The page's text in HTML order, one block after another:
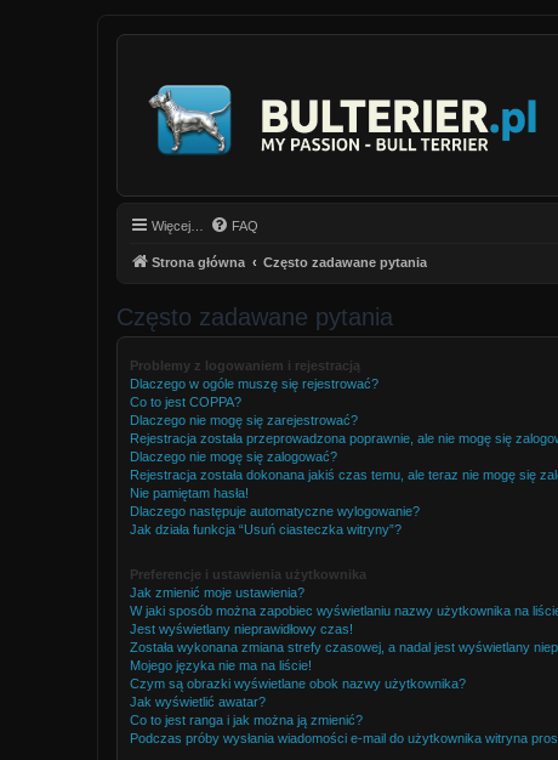
Więcej… FAQ
Strona główna Często zadawane pytania
Często zadawane pytania
Problemy z logowaniem i rejestracją
Dlaczego w ogóle muszę się rejestrować?
Co to jest COPPA?
Dlaczego nie mogę się zarejestrować?
Rejestracja została przeprowadzona poprawnie, ale nie mogę się
Dlaczego nie mogę się zalogować?
Rejestracja została dokonana jakiś czas temu, ale teraz nie mogę się
Nie pamiętam hasła!
Dlaczego następuje automatyczne wylogowanie?
Jak działa funkcja “Usuń ciasteczka witryny”?
Preferencje i ustawienia użytkownika
Jak zmienić moje ustawienia?
W jaki sposób można zapobiec wyświetlaniu nazwy użytkownika na
Jest wyświetlany nieprawidłowy czas!
Została wykonana zmiana strefy czasowej, a nadal jest wyświetlany
Mojego języka nie ma na liście!
Czym są obrazki wyświetlane obok nazwy użytkownika?
Jak wyświetlić awatar?
Co to jest ranga i jak można ją zmienić?
Podczas próby wysłania wiadomości e-mail do użytkownika witryna